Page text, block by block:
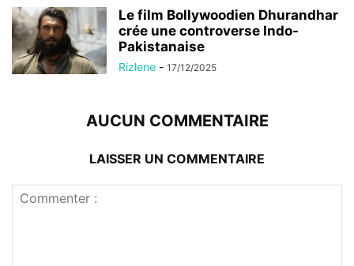
Le film Bollywoodien Dhurandhar
crée une controverse Indo-
Pakistanaise
Rizlene - 17/12/2025
AUCUN COMMENTAIRE
LAISSER UN COMMENTAIRE